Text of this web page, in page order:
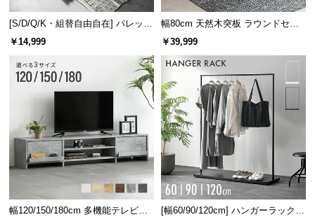
[S/D/Q/K・組替自由自在] パレット
ベッド 8/12/16枚セット
￥14,999
幅80cm 天然木突板 ラウンドセン
ターテーブル 美しい格子デザイン
￥39,999
幅120/150/180cm 多機能テレビボ
[幅60/90/120cm] ハンガーラック